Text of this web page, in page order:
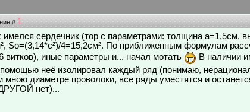
# 1
сердечник (тор с параметрами: толщина a=1,5см,
So=(3,14*c²)/4=15,2см². По приближенным формулам
витков), иные параметры и... начал мотать
В наличии
неё изолировал каждый ряд (понимаю,
диаметре проволоки, все ряды уместятся и
нет)...